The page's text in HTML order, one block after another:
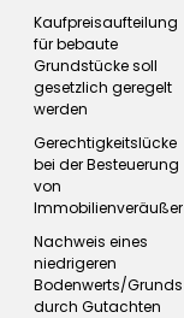
Kaufpreisaufteilung
für bebaute
Grundstücke soll
gesetzlich geregelt
werden
Gerechtigkeitslücke
bei der Besteuerung
von
Nachweis eines
niedrigeren
Bodenwerts/
durch Gutachten